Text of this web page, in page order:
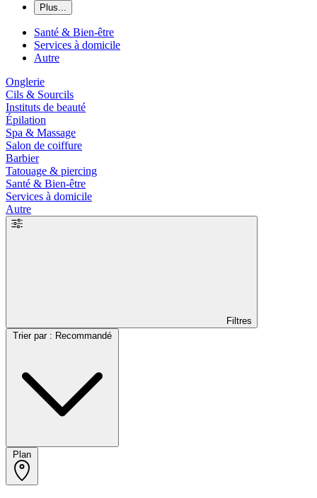
Plus...
Santé & Bien-être
Services à domicile
Autre
Onglerie
Cils & Sourcils
Instituts de beauté
Épilation
Spa & Massage
Salon de coiffure
Barbier
Tatouage & piercing
Santé & Bien-être
Services à domicile
Autre
Filtres